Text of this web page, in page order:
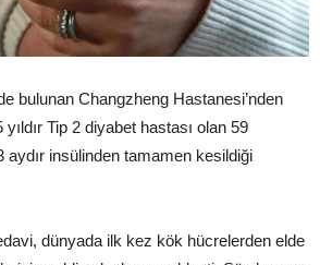
bulunan Changzheng Hastanesi’nden
Tip 2 diyabet hastası olan 59
aydır insülinden tamamen kesildiği
dünyada ilk kez kök hücrelerden elde